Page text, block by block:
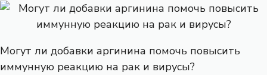
Могут ли добавки аргинина помочь повысить
иммунную реакцию на рак и вирусы?